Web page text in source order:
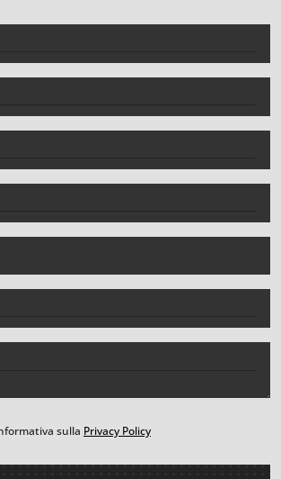
sulla Privacy Policy